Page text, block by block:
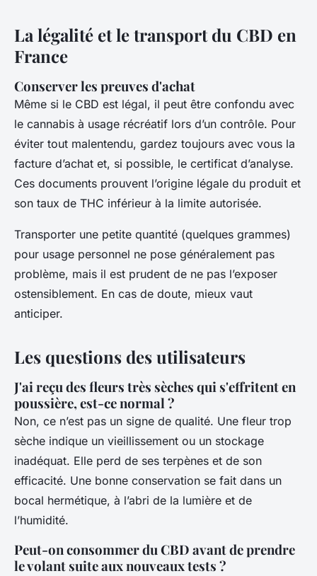
La légalité et le transport du CBD en
France
Conserver les preuves d'achat
Même si le CBD est légal, il peut être confondu avec
le cannabis à usage récréatif lors d’un contrôle. Pour
éviter tout malentendu, gardez toujours avec vous la
facture d’achat et, si possible, le certificat d’analyse.
Ces documents prouvent l’origine légale du produit et
son taux de THC inférieur à la limite autorisée.
Transporter une petite quantité (quelques grammes)
pour usage personnel ne pose généralement pas
problème, mais il est prudent de ne pas l’exposer
ostensiblement. En cas de doute, mieux vaut
anticiper.
Les questions des utilisateurs
J'ai reçu des fleurs très sèches qui s'effritent en
poussière, est-ce normal ?
Non, ce n’est pas un signe de qualité. Une fleur trop
sèche indique un vieillissement ou un stockage
inadéquat. Elle perd de ses terpènes et de son
efficacité. Une bonne conservation se fait dans un
bocal hermétique, à l’abri de la lumière et de
l’humidité.
Peut-on consommer du CBD avant de prendre
le volant suite aux nouveaux tests ?